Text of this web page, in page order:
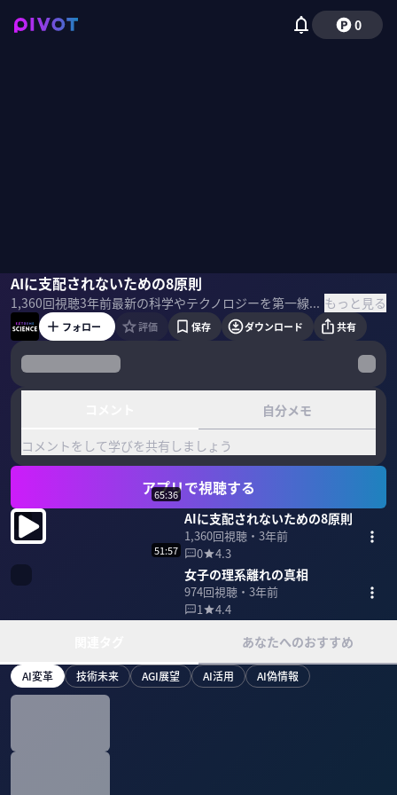
0
AIに支配されないための8原則
1,360回視聴3年前 最新の科学やテクノロジーを第一線のゲストを招いて深堀る番組「EXTREME SCIENCE」。脳科学者 茂木健一郎氏と科学技術社会論研究者の横山広美氏をゲストにAIと社会、ジェンダーと理系について聞いた。 ＜ゲスト＞ 横山広美｜東京大学教授（科学技術社会論） 東京大学カブリ数物連携宇宙研究機構 副機構長、情報学環教授を兼担当。AI等先端技術の倫理的・法的・社会的課題や科学とジェンダーに関する研究などを行う。（独）高等専門学校機構理事、国際物理オリンピック2023協会理事も務める。 ＜目次＞ もっと見る
茂木健一郎横山広美
フォロー 評価 保存 ダウンロード 共有
自分メモ
コメントをして学びを共有しましょう
アプリで視聴する
65:36
AIに支配されないための8原則
1,360回視聴・ 3年前
0
4.3
51:57
女子の理系離れの真相
974回視聴・ 3年前
1
4.4
あなたへのおすすめ
AI変革 技術未来 AGI展望 AI活用 AI偽情報